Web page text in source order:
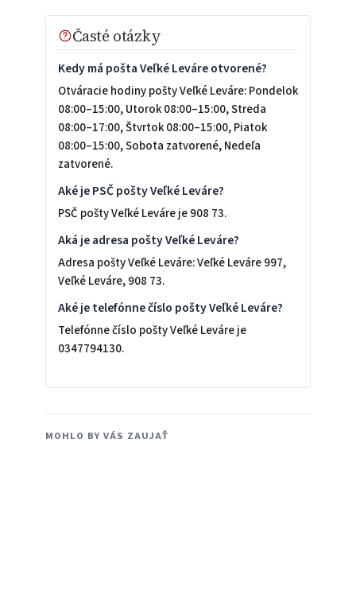
Časté otázky
Kedy má pošta Veľké Leváre otvorené?
Otváracie hodiny pošty Veľké Leváre: Pondelok
08:00–15:00, Utorok 08:00–15:00, Streda
08:00–17:00, Štvrtok 08:00–15:00, Piatok
08:00–15:00, Sobota zatvorené, Nedeľa
zatvorené.
Aké je PSČ pošty Veľké Leváre?
PSČ pošty Veľké Leváre je 908 73.
Aká je adresa pošty Veľké Leváre?
Adresa pošty Veľké Leváre: Veľké Leváre 997,
Veľké Leváre, 908 73.
Aké je telefónne číslo pošty Veľké Leváre?
Telefónne číslo pošty Veľké Leváre je
0347794130.
MOHLO BY VÁS ZAUJAŤ